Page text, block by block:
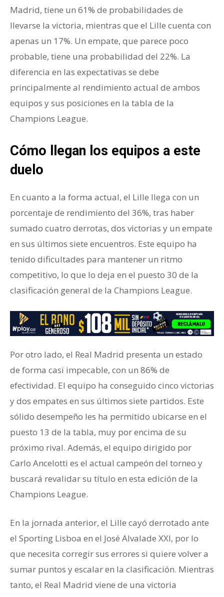
Madrid, tiene un 61% de probabilidades de
llevarse la victoria, mientras que el Lille cuenta con
apenas un 17%. Un empate, que parece poco
probable, tiene una probabilidad del 22%. La
diferencia en las expectativas se debe
principalmente al rendimiento actual de ambos
equipos y sus posiciones en la tabla de la
Champions League.
Cómo llegan los equipos a este
duelo
En cuanto a la forma actual, el Lille llega con un
porcentaje de rendimiento del 36%, tras haber
sumado cuatro derrotas, dos victorias y un empate
en sus últimos siete encuentros. Este equipo ha
tenido dificultades para mantener un ritmo
competitivo, lo que lo deja en el puesto 30 de la
clasificación general de la Champions League.
Por otro lado, el Real Madrid presenta un estado
de forma casi impecable, con un 86% de
efectividad. El equipo ha conseguido cinco victorias
y dos empates en sus últimos siete partidos. Este
sólido desempeño les ha permitido ubicarse en el
puesto 13 de la tabla, muy por encima de su
próximo rival. Además, el equipo dirigido por
Carlo Ancelotti es el actual campeón del torneo y
buscará revalidar su título en esta edición de la
Champions League.
En la jornada anterior, el Lille cayó derrotado ante
el Sporting Lisboa en el José Alvalade XXI, por lo
que necesita corregir sus errores si quiere volver a
sumar puntos y escalar en la clasificación. Mientras
tanto, el Real Madrid viene de una victoria